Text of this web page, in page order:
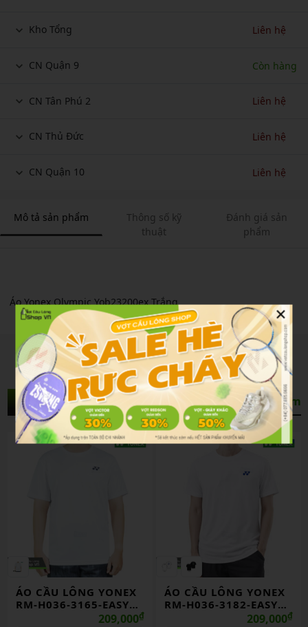
Kho Tổng Liên hệ
CN Quận 9 Còn hàng
CN Tân Phú 2 Liên hệ
CN Thủ Đức Liên hệ
CN Quận 10 Liên hệ
Mô tả sản phẩm
Thông số kỹ
thuật
Đánh giá sản
phẩm
Áo Yonex Olympic Yob23200ex Trắng
Sản Phẩm Liên Quan Xem thêm
ÁO CẦU LÔNG YONEX
RM-H036-3165-EASY6-
209,000₫
ÁO CẦU LÔNG YONEX
RM-H036-3182-EASY6-
209,000₫
×